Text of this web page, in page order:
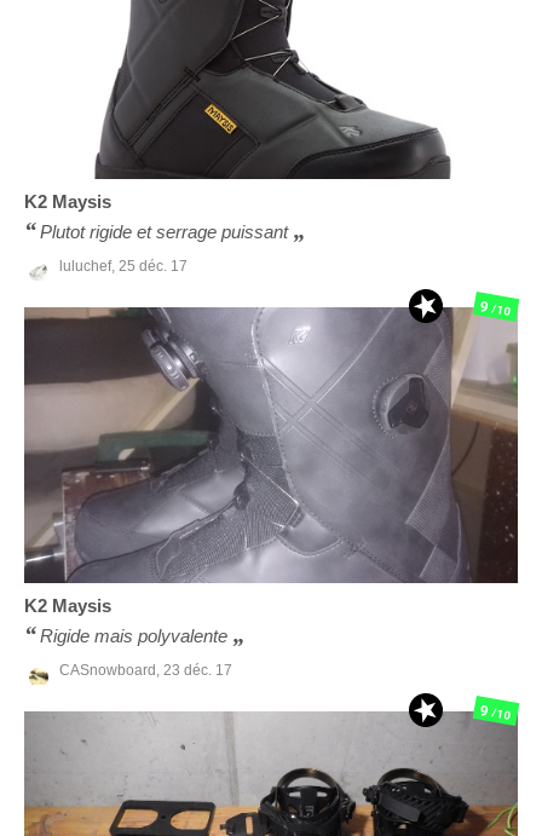
K2 Maysis
Plutot rigide et serrage puissant
luluchef, 25 déc. 17
K2 Maysis
Rigide mais polyvalente
CASnowboard, 23 déc. 17
9/10
9/10